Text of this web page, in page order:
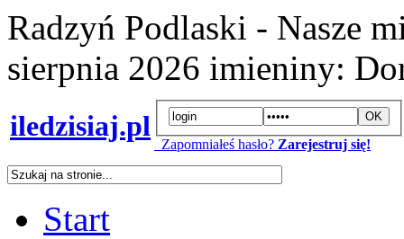
Radzyń Podlaski - Nasze
sierpnia 2026 imieniny:
iledzisiaj.pl
Zapomniałeś hasło? Zarejestruj się!
Start